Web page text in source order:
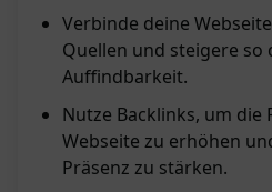
Verbinde deine
Quellen und steigere so
Auffindbarkeit.
Nutze Backlinks, um die
Webseite zu erhöhen
Präsenz zu stärken.